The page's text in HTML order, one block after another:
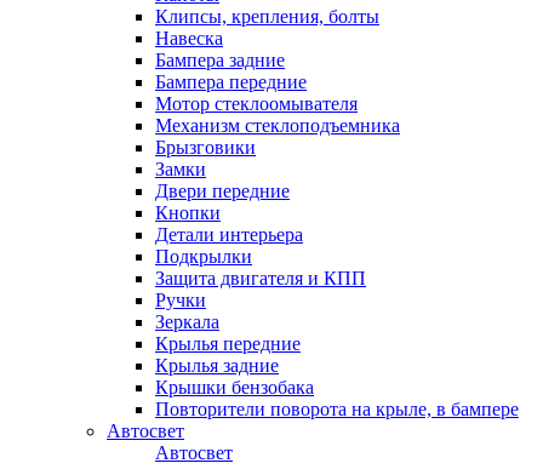
Клипсы, крепления, болты
Навеска
Бампера задние
Бампера передние
Мотор стеклоомывателя
Механизм стеклоподъемника
Брызговики
Замки
Двери передние
Кнопки
Детали интерьера
Подкрылки
Защита двигателя и КПП
Ручки
Зеркала
Крылья передние
Крылья задние
Крышки бензобака
Повторители поворота на крыле, в бампере
Автосвет
Автосвет